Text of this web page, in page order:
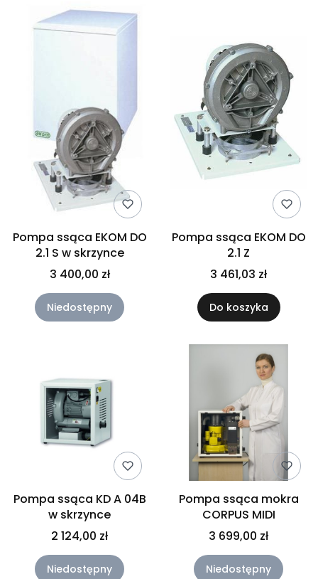
Pompa ssąca EKOM DO
2.1 S w skrzynce
3 400,00 zł
Niedostępny
Pompa ssąca EKOM DO
2.1 Z
3 461,03 zł
Do koszyka
Pompa ssąca KD A 04B
w skrzynce
2 124,00 zł
Niedostępny
Pompa ssąca mokra
CORPUS MIDI
3 699,00 zł
Niedostępny